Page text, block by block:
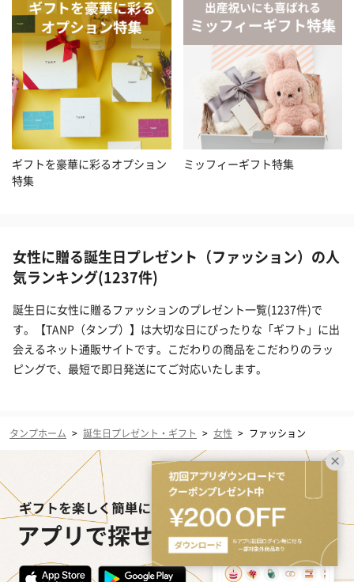
ギフトを豪華に彩るオプション
特集
ミッフィーギフト特集
女性に贈る誕生日プレゼント（ファッション）の人
気ランキング(1237件)
誕生日に女性に贈るファッションのプレゼント一覧(1237件)で
す。【TANP（タンプ）】は大切な日にぴったりな「ギフト」に出
会えるネット通販サイトです。こだわりの商品をこだわりのラッ
ピングで、最短で即日発送にてご対応いたします。
タンプホーム > 誕生日プレゼント・ギフト > 女性 > ファッション